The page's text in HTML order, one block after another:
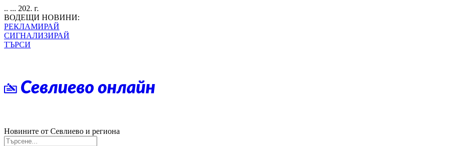
.. ... 202. г.
ВОДЕЩИ НОВИНИ:
РЕКЛАМИРАЙ
СИГНАЛИЗИРАЙ
ТЪРСИ
Новините от Севлиево и региона